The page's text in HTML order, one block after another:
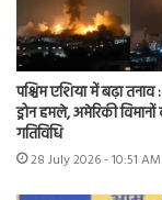
पश्चिम एशिया में बढ़ा तनाव :
ड्रोन हमले, अमेरिकी
गतिविधि
28 July 2026 - 10:51 AM